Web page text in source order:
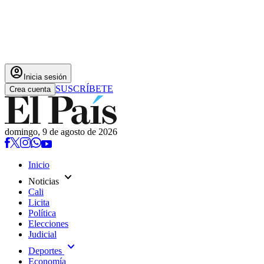
account_circle Inicia sesión
Crea cuenta SUSCRÍBETE
domingo, 9 de agosto de 2026
Inicio
Noticias expand_more
Cali
Licita
Política
Elecciones
Judicial
Deportes expand_more
Economía